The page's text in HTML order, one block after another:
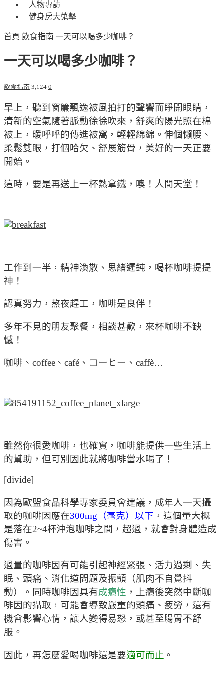
人物專訪
健身房大蒐擊
首頁 飲食指南 一天可以喝多少咖啡？
一天可以喝多少咖啡？
飲食指南 3,124 0
早上，聽到窗簾飄逸被風拍打的聲響而睜開眼睛，
清新的空氣隨著脈動徐徐吹來，舒爽的陽光照在棉
被上，暖呼呼的傳進被窩，輕輕綿綿。伸個懶腰、
柔鬆雙眼，打個哈欠、舒展筋骨，美好的一天正要
開始。
這時，要是再送上一杯熱拿鐵，噢！人間天堂！
工作到一半，精神渙散、思緒遲鈍，喝杯咖啡提提
神！
認真努力，熬夜趕工，咖啡是良伴！
多年不見的朋友聚餐，相談甚歡，來杯咖啡不缺
憾！
咖啡、coffee、café、コーヒー、caffè…
雖然你很愛咖啡，也確實，咖啡能提供一些生活上
的幫助，但可別因此就將咖啡當水喝了！
[divide]
因為歐盟食品科學專家委員會建議，成年人一天攝
取的咖啡因應在300mg（毫克）以下 ，這個量大概
是落在2~4杯沖泡咖啡之間，超過，就會對身體造成
傷害。
過量的咖啡因有可能引起神經緊張、活力過剩、失
眠、頭痛、消化道問題及振顫（肌肉不自覺抖
動）。同時咖啡因具有成癮性 ，上癮後突然中斷咖
啡因的攝取，可能會導致嚴重的頭痛、疲勞，還有
機會影響心情，讓人變得易怒，或甚至腸胃不舒
服。
因此，再怎麼愛喝咖啡還是要適可而止 。